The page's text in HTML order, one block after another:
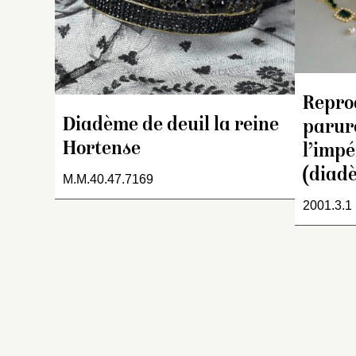
Diadème de deuil la reine
Hortense
M.M.40.47.7169
2001.3.1